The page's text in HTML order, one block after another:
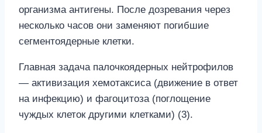
организма антигены. После дозревания через
несколько часов они заменяют погибшие
сегментоядерные клетки.
Главная задача палочкоядерных нейтрофилов
— активизация хемотаксиса (движение в ответ
на инфекцию) и фагоцитоза (поглощение
чуждых клеток другими клетками) (3).